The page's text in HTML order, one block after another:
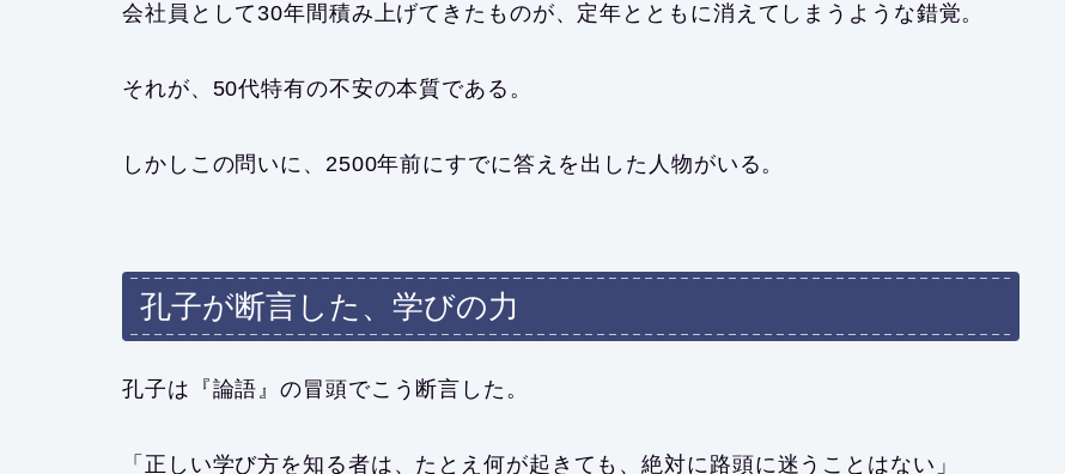
会社員として30年間積み上げてきたものが、定年とともに消えてしまうような錯覚。
それが、50代特有の不安の本質である。
しかしこの問いに、2500年前にすでに答えを出した人物がいる。
孔子が断言した、学びの力
孔子は『論語』の冒頭でこう断言した。
「正しい学び方を知る者は、たとえ何が起きても、絶対に路頭に迷うことはない」